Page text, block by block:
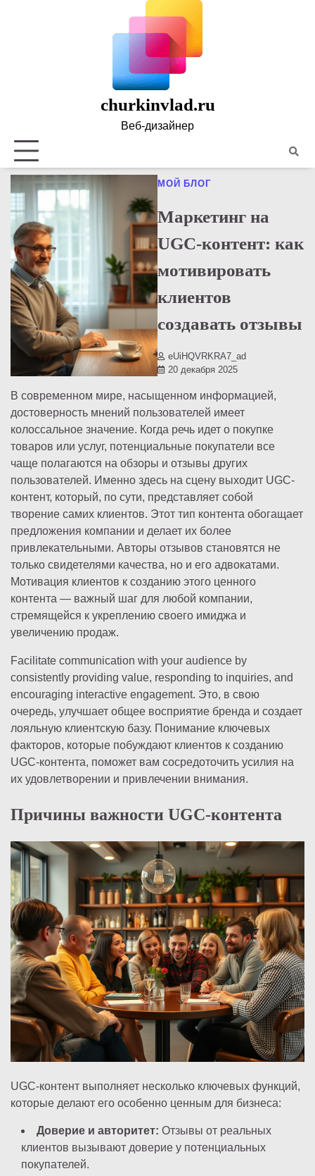
churkinvlad.ru
Веб-дизайнер
МОЙ БЛОГ
Маркетинг на
UGC-контент: как
мотивировать
клиентов
создавать отзывы
eUiHQVRKRA7_ad
20 декабря 2025
В современном мире, насыщенном информацией,
достоверность мнений пользователей имеет
колоссальное значение. Когда речь идет о покупке
товаров или услуг, потенциальные покупатели все
чаще полагаются на обзоры и отзывы других
пользователей. Именно здесь на сцену выходит UGC-
контент, который, по сути, представляет собой
творение самих клиентов. Этот тип контента обогащает
предложения компании и делает их более
привлекательными. Авторы отзывов становятся не
только свидетелями качества, но и его адвокатами.
Мотивация клиентов к созданию этого ценного
контента — важный шаг для любой компании,
стремящейся к укреплению своего имиджа и
увеличению продаж.
Facilitate communication with your audience by
consistently providing value, responding to inquiries, and
encouraging interactive engagement. Это, в свою
очередь, улучшает общее восприятие бренда и создает
лояльную клиентскую базу. Понимание ключевых
факторов, которые побуждают клиентов к созданию
UGC-контента, поможет вам сосредоточить усилия на
их удовлетворении и привлечении внимания.
Причины важности UGC-контента
UGC-контент выполняет несколько ключевых функций,
которые делают его особенно ценным для бизнеса:
Доверие и авторитет: Отзывы от реальных
клиентов вызывают доверие у потенциальных
покупателей.